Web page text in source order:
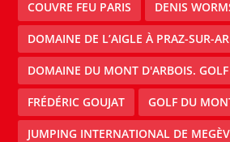
COUVRE FEU PARIS DENIS
DOMAINE DE L’AIGLE À PRAZ-SUR-
DOMAINE DU MONT D'ARBOIS. GOLF
FRÉDÉRIC GOUJAT GOLF DU
JUMPING INTERNATIONAL DE